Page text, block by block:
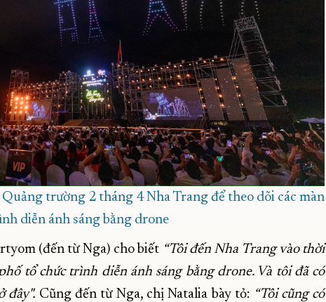
trường 2 tháng 4 Nha Trang để theo dõi các màn
diễn ánh sáng bằng drone
(đến từ Nga) cho biết “Tôi đến Nha Trang vào thời
tổ chức trình diễn ánh sáng bằng drone. Và tôi đã có
đây". Cũng đến từ Nga, chị Natalia bày tỏ: “Tôi cũng có